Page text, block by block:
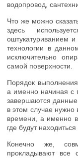
водопровод,
Что же можно
здесь
оштукатуриванием
технологии в
исключительно
самой поверхности.
Порядок
а именно начиная с
завершаются данные
в этом случае нужно
времени, а именно в
где будут
Конечно же,
прокладывают все